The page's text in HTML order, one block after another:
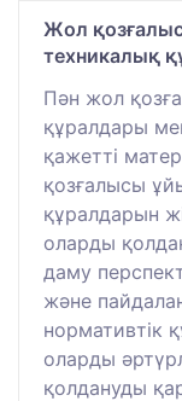
Жол
техникалық
Пән жол
құралдары
қажетті
қозғалысы
құралдарын
оларды
даму
және
нормативтік
оларды
қолдануды